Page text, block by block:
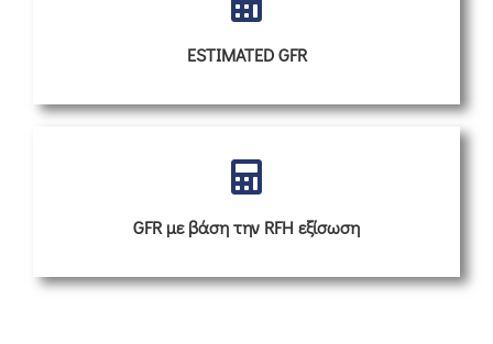
ESTIMATED GFR
GFR με βάση την RFH εξίσωση